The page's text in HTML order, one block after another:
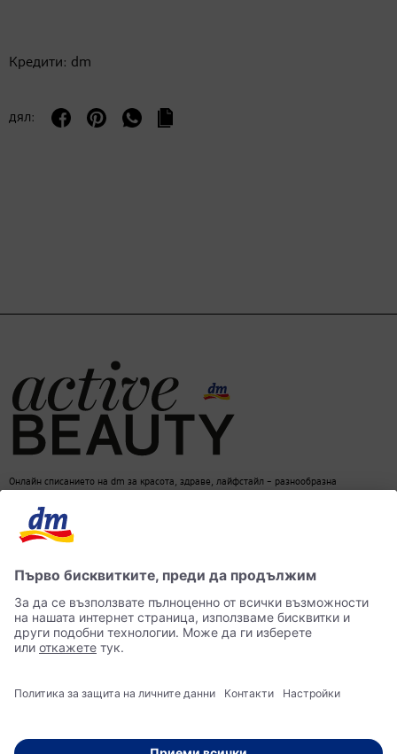
Кредити: dm
дял:
Онлайн списанието на dm за красота, здраве, лайфстайл – разнообразна
dm онлайн магазин Контакти Лични данни
достъпност